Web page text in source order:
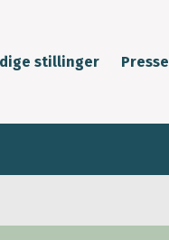
stillinger Presse